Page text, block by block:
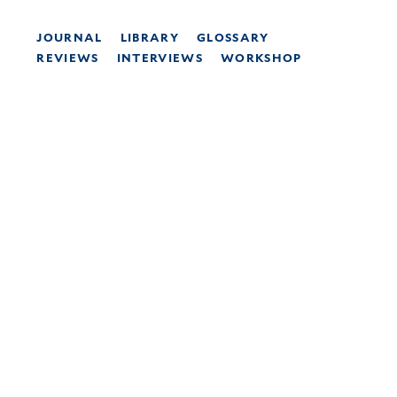
JOURNAL LIBRARY
GLOSSARY
REVIEWS
INTERVIEWS WORKSHOP